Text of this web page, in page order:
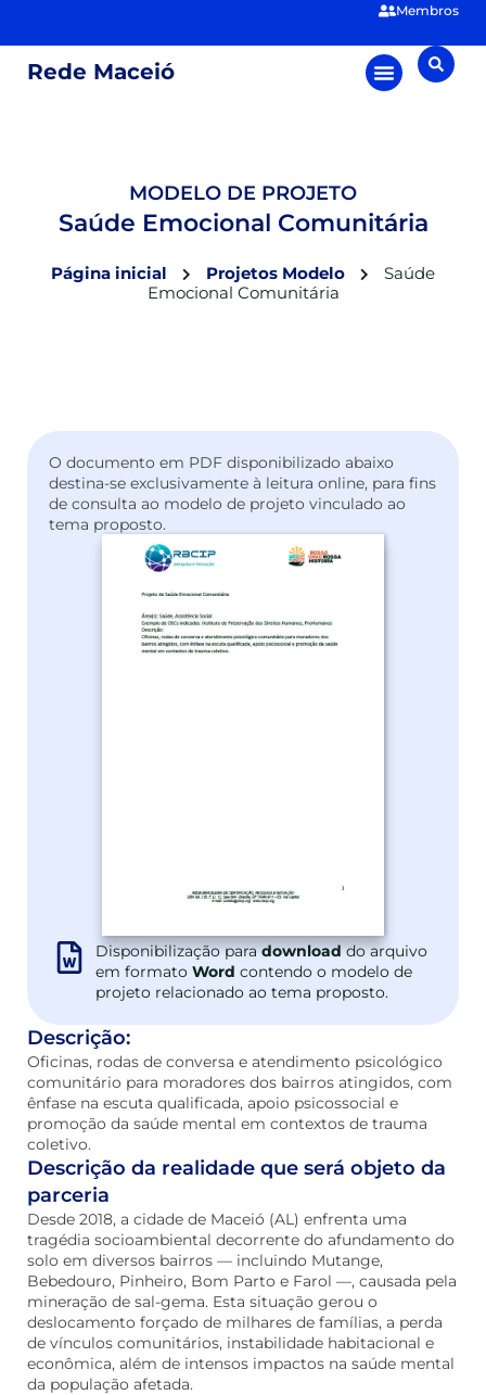
Membros
Rede Maceió
MODELO DE PROJETO
Saúde Emocional Comunitária
Página inicial Projetos Modelo
Saúde
Emocional Comunitária
O documento em PDF disponibilizado abaixo
destina-se exclusivamente à leitura online, para fins
de consulta ao modelo de projeto vinculado ao
tema proposto.
Disponibilização paradownloaddo arquivo
em formato Word contendo o modelo de
projeto relacionado ao tema proposto.
Descrição:
Oficinas, rodas de conversa e atendimento psicológico
comunitário para moradores dos bairros atingidos, com
ênfase na escuta qualificada, apoio psicossocial e
promoção da saúde mental em contextos de trauma
coletivo.
Descrição da realidade que será objeto da
parceria
Desde 2018, a cidade de Maceió (AL) enfrenta uma
tragédia socioambiental decorrente do afundamento do
solo em diversos bairros — incluindo Mutange,
Bebedouro, Pinheiro, Bom Parto e Farol —, causada pela
mineração de sal-gema. Esta situação gerou o
deslocamento forçado de milhares de famílias, a perda
de vínculos comunitários, instabilidade habitacional e
econômica, além de intensos impactos na saúde mental
da população afetada.